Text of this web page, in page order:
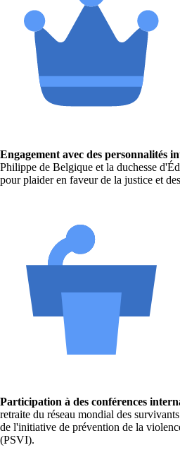
Engagement avec des personnalités
Philippe de Belgique et la duchesse
pour plaider en faveur de la justice et
Participation à des conférences
retraite du réseau mondial des
de l'initiative de prévention de la
(PSVI).